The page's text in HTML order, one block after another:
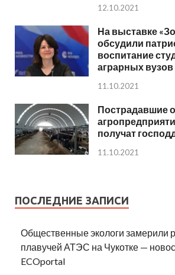
12.10.2021
На выставке
обсудили
воспитание
аграрных вузов
11.10.2021
Пострадавшие
получат
11.10.2021
ПОСЛЕДНИЕ ЗАПИСИ
Общественные экологи замерили
плавучей АТЭС на Чукотке —
ECOportal